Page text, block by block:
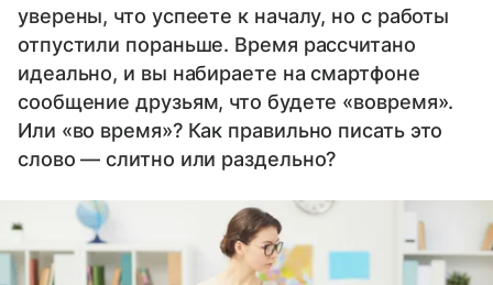
уверены, что успеете к началу, но с работы
отпустили пораньше. Время рассчитано
идеально, и вы набираете на смартфоне
сообщение друзьям, что будете «вовремя».
Или «во время»? Как правильно писать это
слово — слитно или раздельно?